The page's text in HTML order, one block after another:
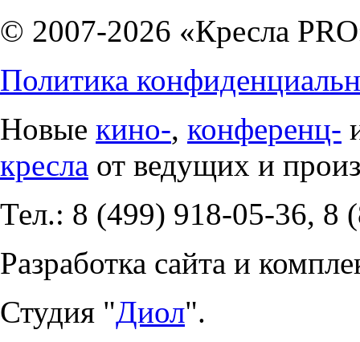
© 2007-2026 «Кресла
Политика
Новые кино-, конференц-
кресла от ведущих и
Тел.: 8 (499) 918-05-36, 8
Разработка сайта и
Студия "Диол".